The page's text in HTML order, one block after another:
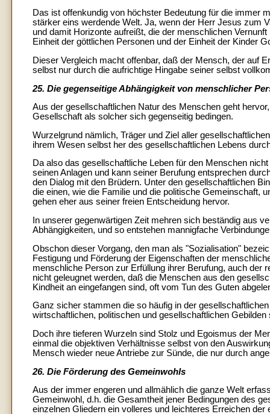
Das ist offenkundig von höchster Bedeutung für die immer
stärker eins werdende Welt. Ja, wenn der Herr Jesus zum
und damit Horizonte aufreißt, die der menschlichen
Einheit der göttlichen Personen und der Einheit der Kinder
Dieser Vergleich macht offenbar, daß der Mensch, der auf
selbst nur durch die aufrichtige Hingabe seiner selbst
25. Die gegenseitige Abhängigkeit von menschlicher
Aus der gesellschaftlichen Natur des Menschen geht
Gesellschaft als solcher sich gegenseitig bedingen.
Wurzelgrund nämlich, Träger und Ziel aller
ihrem Wesen selbst her des gesellschaftlichen Lebens
Da also das gesellschaftliche Leben für den Menschen
seinen Anlagen und kann seiner Berufung entsprechen
den Dialog mit den Brüdern. Unter den gesellschaftlichen
die einen, wie die Familie und die politische Gemeinschaft,
gehen eher aus seiner freien Entscheidung hervor.
In unserer gegenwärtigen Zeit mehren sich beständig aus
Abhängigkeiten, und so entstehen mannigfache
Obschon dieser Vorgang, den man als "Sozialisation"
Festigung und Förderung der Eigenschaften der
menschliche Person zur Erfüllung ihrer Berufung, auch der
nicht geleugnet werden, daß die Menschen aus den
Kindheit an eingefangen sind, oft vom Tun des Guten
Ganz sicher stammen die so häufig in der
wirtschaftlichen, politischen und gesellschaftlichen Gebilden
Doch ihre tieferen Wurzeln sind Stolz und Egoismus der
einmal die objektiven Verhältnisse selbst von den
Mensch wieder neue Antriebe zur Sünde, die nur durch
26. Die Förderung des Gemeinwohls
Aus der immer engeren und allmählich die ganze Welt
Gemeinwohl, d.h. die Gesamtheit jener Bedingungen des
einzelnen Gliedern ein volleres und leichteres Erreichen